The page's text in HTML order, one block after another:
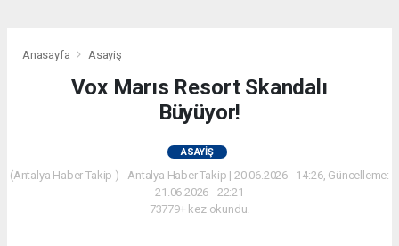
Anasayfa Asayiş
Vox Marıs Resort Skandalı
Büyüyor!
ASAYIŞ
(Antalya Haber Takip ) - Antalya Haber Takip | 20.06.2026 - 14:26, Güncelleme:
21.06.2026 - 22:21
73779+ kez okundu.